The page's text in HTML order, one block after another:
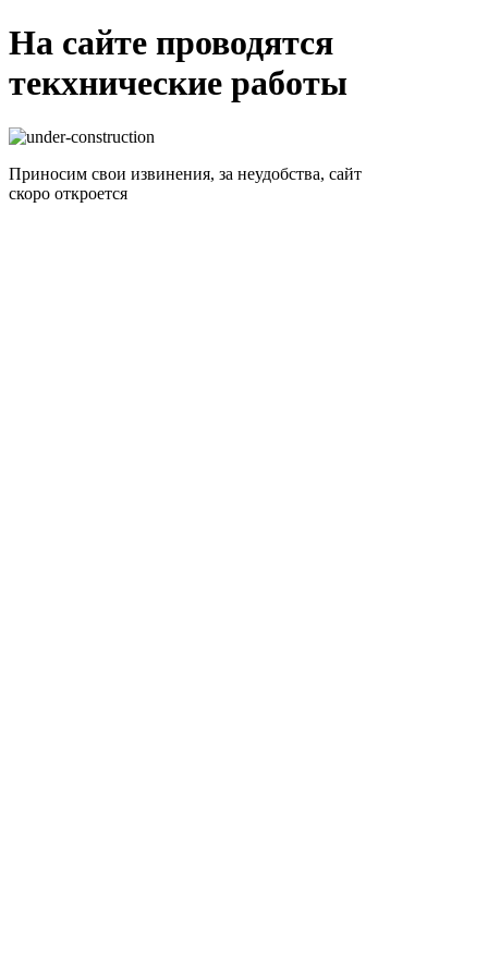
На сайте проводятся
текхнические работы
Приносим свои извинения, за неудобства, сайт
скоро откроется